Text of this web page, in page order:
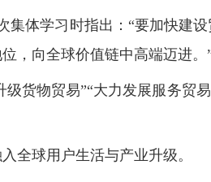
集体学习时指出：“要加快建
，向全球价值链中高端迈进。
货物贸易”“大力发展服务贸
全球用户生活与产业升级。